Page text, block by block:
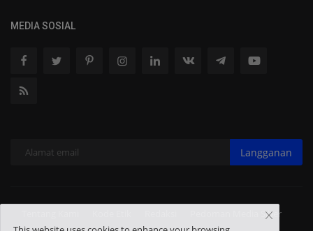
MEDIA SOSIAL
Langganan
Pedoman Media Siber